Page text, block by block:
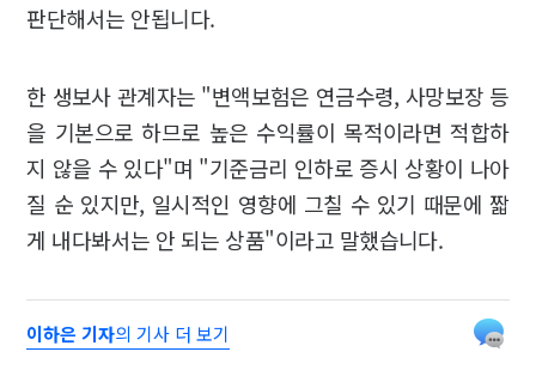
판단해서는 안됩니다.
한 생보사 관계자는 "변액보험은 연금수령, 사망보장 등
을 기본으로 하므로 높은 수익률이 목적이라면 적합하
지 않을 수 있다"며 "기준금리 인하로 증시 상황이 나아
질 순 있지만, 일시적인 영향에 그칠 수 있기 때문에 짧
게 내다봐서는 안 되는 상품"이라고 말했습니다.
이하은 기자의 기사 더 보기